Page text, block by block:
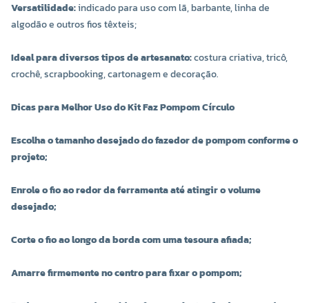
Versatilidade:indicado para uso com lã, barbante, linha de
algodão e outros fios têxteis;
Ideal para diversos tipos de artesanato:costura criativa, tricô,
crochê, scrapbooking, cartonagem e decoração.
Dicas para Melhor Uso do Kit Faz Pompom Círculo
Escolha o tamanho desejado do fazedor de pompom conforme o
projeto;
Enrole o fio ao redor da ferramenta até atingir o volume
desejado;
Corte o fio ao longo da borda com uma tesoura afiada;
Amarre firmemente no centro para fixar o pompom;